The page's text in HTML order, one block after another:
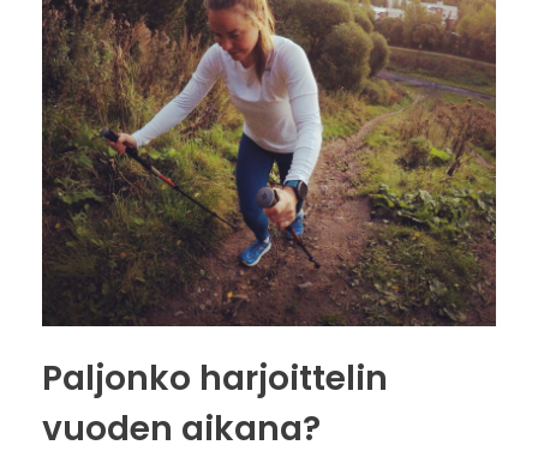
Paljonko harjoittelin
vuoden aikana?